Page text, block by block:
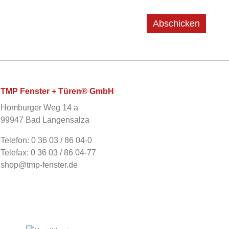
Abschicken
TMP Fenster + Türen® GmbH
Homburger Weg 14 a
99947 Bad Langensalza
Telefon: 0 36 03 / 86 04-0
Telefax: 0 36 03 / 86 04-77
shop@tmp-fenster.de